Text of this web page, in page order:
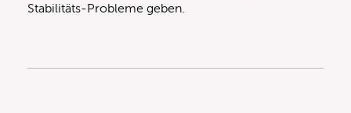
Stabilitäts-Probleme geben.